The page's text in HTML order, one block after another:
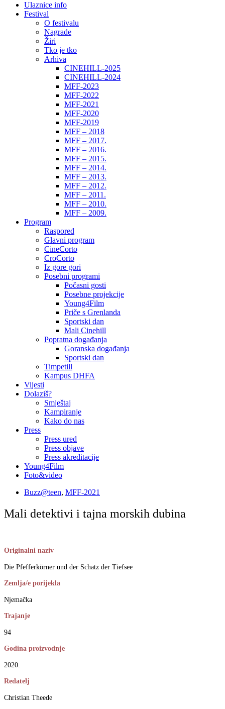
Ulaznice info
Festival
O festivalu
Nagrade
Žiri
Tko je tko
Arhiva
CINEHILL-2025
CINEHILL-2024
MFF-2023
MFF-2022
MFF-2021
MFF-2020
MFF-2019
MFF – 2018
MFF – 2017.
MFF – 2016.
MFF – 2015.
MFF – 2014.
MFF – 2013.
MFF – 2012.
MFF – 2011.
MFF – 2010.
MFF – 2009.
Program
Raspored
Glavni program
CineCorto
CroCorto
Iz gore gori
Posebni programi
Počasni gosti
Posebne projekcije
Young4Film
Priče s Grenlanda
Sportski dan
Mali Cinehill
Popratna događanja
Goranska događanja
Sportski dan
Timpetill
Kampus DHFA
Vijesti
Dolaziš?
Smještaj
Kampiranje
Kako do nas
Press
Press ured
Press objave
Press akreditacije
Young4Film
Foto&video
Buzz@teen, MFF-2021
Mali detektivi i tajna morskih dubina
Originalni naziv
Die Pfefferkörner und der Schatz der Tiefsee
Zemlja/e porijekla
Njemačka
Trajanje
94
Godina proizvodnje
2020.
Redatelj
Christian Theede